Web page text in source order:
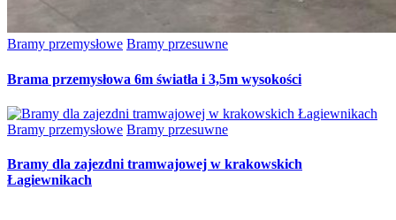
Bramy przemysłowe Bramy przesuwne
Brama przemysłowa 6m światła i 3,5m wysokości
Bramy przemysłowe Bramy przesuwne
Bramy dla zajezdni tramwajowej w krakowskich
Łagiewnikach